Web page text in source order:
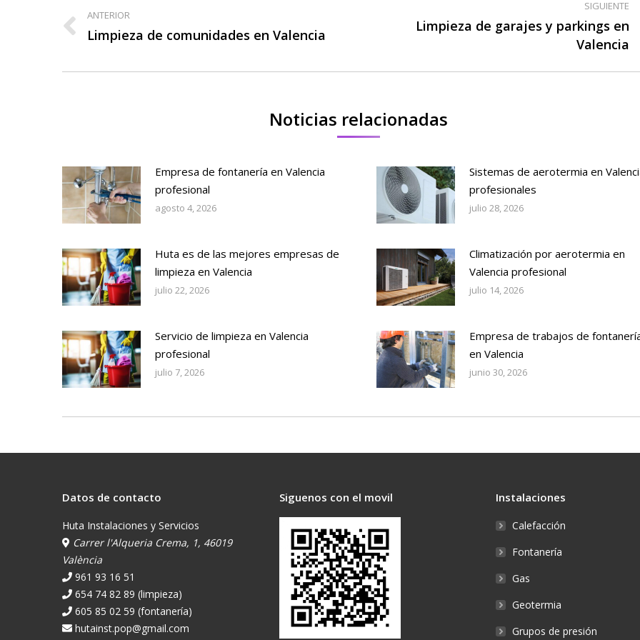
entre
ANTERIOR
Publicación
Limpieza de comunidades en Valencia
SIGUIENTE
PublicaciónLimpieza de garajes y parkings en
Valencia
Noticias relacionadas
Empresa de fontanería en Valencia
profesional
agosto 4, 2026
Sistemas de aerotermia en
profesionales
julio 28, 2026
Huta es de las mejores empresas de
limpieza en Valencia
julio 22, 2026
Climatización por aerotermia en
Valencia profesional
julio 14, 2026
Servicio de limpieza en Valencia
profesional
julio 7, 2026
Empresa de trabajos de
en Valencia
junio 30, 2026
Datos de contacto
Huta Instalaciones y Servicios
Carrer l'Alqueria Crema, 1, 46019
València
961 93 16 51
654 74 82 89 (limpieza)
605 85 02 59 (fontanería)
hutainst.pop@gmail.com
Siguenos con el movil Instalaciones
Calefacción
Fontanería
Gas
Geotermia
Grupos de presión